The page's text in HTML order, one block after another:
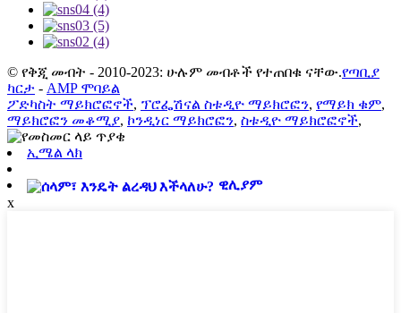
© የቅጂ መብት - 2010-2023: ሁሉም መብቶች የተጠበቁ ናቸው.የጣቢያ
ካርታ - AMP ሞባይል
ፖድካስት ማይክሮፎኖች, ፕሮፌሽናል ስቱዲዮ ማይክሮፎን, የማይክ ቁም,
ማይክሮፎን መቆሚያ, ኮንዲነር ማይክሮፎን, ስቱዲዮ ማይክሮፎኖች,
ኢሜል ላክ
ዊሊያም
x